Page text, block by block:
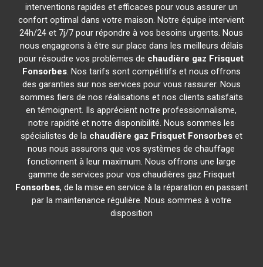
interventions rapides et efficaces pour vous assurer un
confort optimal dans votre maison. Notre équipe intervient
24h/24 et 7j/7 pour répondre à vos besoins urgents. Nous
nous engageons à être sur place dans les meilleurs délais
pour résoudre vos problèmes de chaudière gaz Frisquet
Fonsorbes. Nos tarifs sont compétitifs et nous offrons
des garanties sur nos services pour vous rassurer. Nous
sommes fiers de nos réalisations et nos clients satisfaits
en témoignent. Ils apprécient notre professionnalisme,
notre rapidité et notre disponibilité. Nous sommes les
spécialistes de la chaudière gaz Frisquet Fonsorbeset
nous nous assurons que vos systèmes de chauffage
fonctionnent à leur maximum. Nous offrons une large
gamme de services pour vos chaudières gaz Frisquet
Fonsorbes, de la mise en service à la réparation en passant
par la maintenance régulière. Nous sommes à votre
disposition